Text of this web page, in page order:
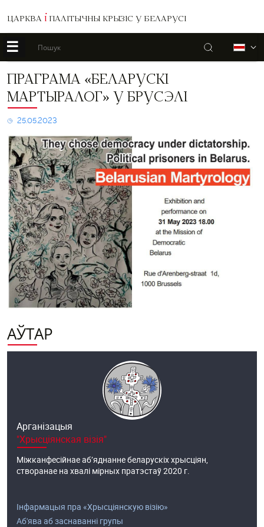
ЦАРКВА І ПАЛІТЫЧНЫ КРЫЗІС У БЕЛАРУСІ
☰ Пошук
Праграма
Мартыралог»
у
Брусэлі
ПРАГРАМА «БЕЛАРУСКІ
МАРТЫРАЛОГ» У БРУСЭЛІ
25.05.2023
АЎТАР
Арганізацыя
"Хрысціянская візія"
Міжканфесійнае аб’яднанне беларускіх хрысціян,
створанае на хвалі мірных пратэстаў 2020 г.
Інфармацыя пра «Хрысціянскую візію»
Аб'ява аб заснаванні групы